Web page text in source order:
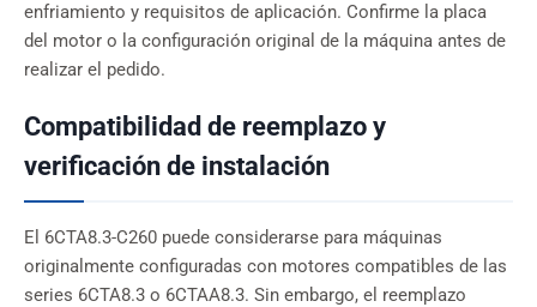
enfriamiento y requisitos de aplicación. Confirme la placa
del motor o la configuración original de la máquina antes de
realizar el pedido.
Compatibilidad de reemplazo y
verificación de instalación
El 6CTA8.3-C260 puede considerarse para máquinas
originalmente configuradas con motores compatibles de las
series 6CTA8.3 o 6CTAA8.3. Sin embargo, el reemplazo